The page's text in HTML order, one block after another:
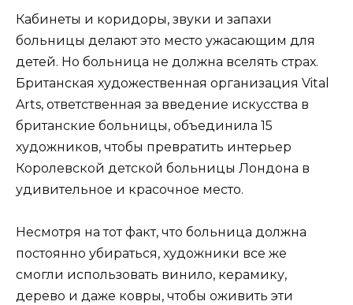
Кабинеты и коридоры, звуки и запахи
больницы делают это место ужасающим для
детей. Но больница не должна вселять страх.
Британская художественная организация Vital
Arts, ответственная за введение искусства в
британские больницы, объединила 15
художников, чтобы превратить интерьер
Королевской детской больницы Лондона в
удивительное и красочное место.
Несмотря на тот факт, что больница должна
постоянно убираться, художники все же
смогли использовать винило, керамику,
дерево и даже ковры, чтобы оживить эти